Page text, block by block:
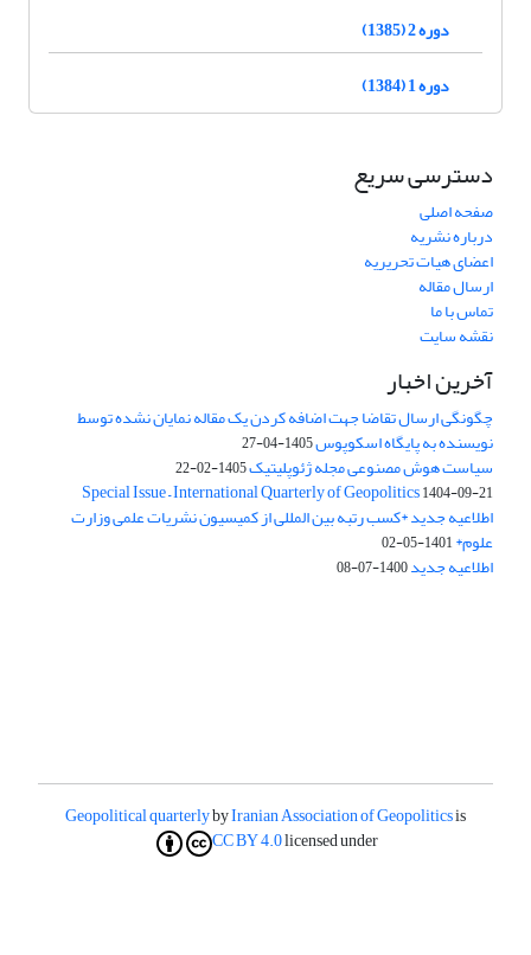
دوره 2 (1385)
دوره 1 (1384)
دسترسی سریع
صفحه اصلی
درباره نشریه
اعضای هیات تحریریه
ارسال مقاله
تماس با ما
نقشه سایت
آخرین اخبار
چگونگی ارسال تقاضا جهت اضافه کردن یک مقاله نمایان نشده توسط
نویسنده به پایگاه اسکوپوس1405-04-27
سیاست هوش مصنوعی مجله ژئوپلیتیک1405-02-22
Special Issue – International Quarterly of Geopolitics1404-09-21
اطلاعیه جدید *کسب رتبه بین المللی از کمیسیون نشریات علمی وزارت
علوم*1401-05-02
اطلاعیه جدید1400-07-08
Geopolitical quarterlybyIranian Association of Geopoliticsis
licensed under
CC BY 4.0